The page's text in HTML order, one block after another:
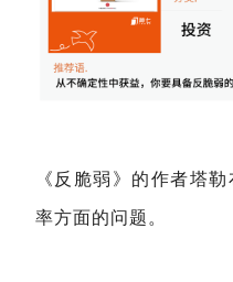
《反脆弱》的作者塔
率方面的问题。